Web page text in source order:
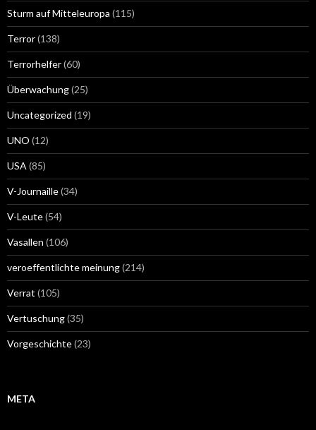
Sturm auf Mitteleuropa (115)
Terror(138)
Terrorhelfer(60)
Überwachung(25)
Uncategorized (19)
UNO (12)
USA (85)
V-Journaille(34)
V-Leute(54)
Vasallen (106)
veroeffentlichte meinung(214)
Verrat (105)
Vertuschung(35)
Vorgeschichte(23)
META